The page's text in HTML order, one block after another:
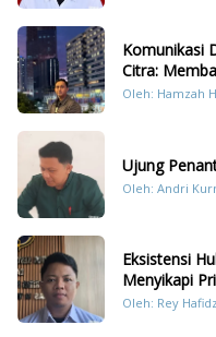
Komunikasi
Citra:
Konten
Oleh: Hamzah
Ujung
Oleh: Andri
Eksistensi
Menyikapi
Dengan
Oleh: Rey